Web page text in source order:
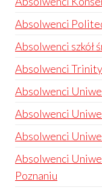
Absolwenci
Absolwenci szkół
Absolwenci
Absolwenci
Absolwenci
Absolwenci
Absolwenci
Poznaniu